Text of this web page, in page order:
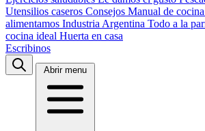
Utensilios caseros Consejos Manual de cocina
alimentamos Industria Argentina Todo a la
cocina ideal Huerta en casa
Escribinos
Abrir menu